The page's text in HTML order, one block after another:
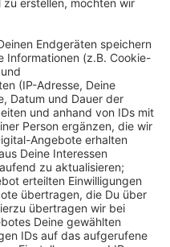
Jahr als möglicher
nachdem die Partei
Damals setzte die
Fraktionschef im Bund,
Partei einen neuen